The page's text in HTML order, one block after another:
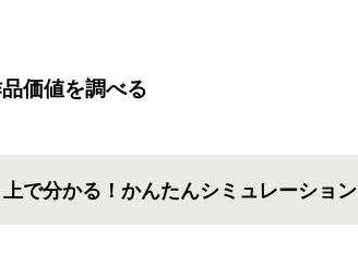
価値を調べる
で分かる！ かんたんシミュレーション